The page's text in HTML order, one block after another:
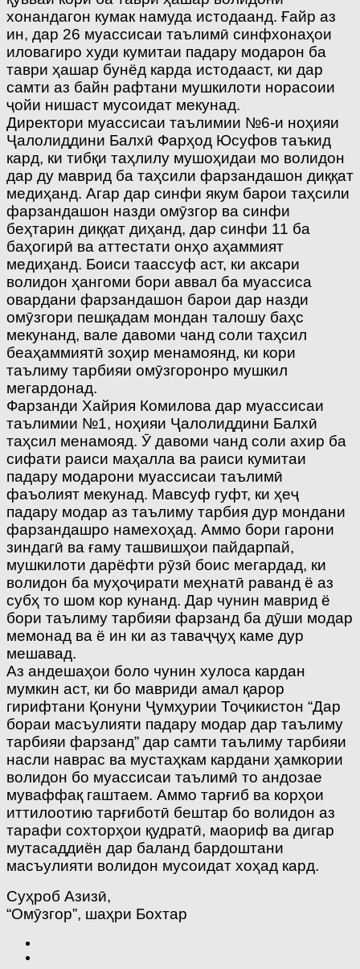
хонандагон кумак намуда истодаанд. Ғайр аз
ин, дар 26 муассисаи таълимӣ синфхонаҳои
иловагиро худи кумитаи падару модарон ба
таври ҳашар бунёд карда истодааст, ки дар
самти аз байн рафтани мушкилоти норасоии
ҷойи нишаст мусоидат мекунад.
Директори муассисаи таълимии №6-и ноҳияи
Ҷалолиддини Балхӣ Фарҳод Юсуфов таъкид
кард, ки тибқи таҳлилу мушоҳидаи мо волидон
дар ду маврид ба таҳсили фарзандашон диққат
медиҳанд. Агар дар синфи якум барои таҳсили
фарзандашон назди омӯзгор ва синфи
беҳтарин диққат диҳанд, дар синфи 11 ба
баҳогирӣ ва аттестати онҳо аҳаммият
медиҳанд. Боиси таассуф аст, ки аксари
волидон ҳангоми бори аввал ба муассиса
овардани фарзандашон барои дар назди
омӯзгори пешқадам мондан талошу баҳс
мекунанд, вале давоми чанд соли таҳсил
беаҳаммиятӣ зоҳир менамоянд, ки кори
таълиму тарбияи омӯзгоронро мушкил
мегардонад.
Фарзанди Хайрия Комилова дар муассисаи
таълимии №1, ноҳияи Ҷалолиддини Балхӣ
таҳсил менамояд. Ӯ давоми чанд соли ахир ба
сифати раиси маҳалла ва раиси кумитаи
падару модарони муассисаи таълимӣ
фаъолият мекунад. Мавсуф гуфт, ки ҳеҷ
падару модар аз таълиму тарбия дур мондани
фарзандашро намехоҳад. Аммо бори гарони
зиндагӣ ва ғаму ташвишҳои пайдарпай,
мушкилоти дарёфти рӯзӣ боис мегардад, ки
волидон ба муҳоҷирати меҳнатӣ раванд ё аз
субҳ то шом кор кунанд. Дар чунин маврид ё
бори таълиму тарбияи фарзанд ба дӯши модар
мемонад ва ё ин ки аз таваҷҷуҳ каме дур
мешавад.
Аз андешаҳои боло чунин хулоса кардан
мумкин аст, ки бо мавриди амал қарор
гирифтани Қонуни Ҷумҳурии Тоҷикистон “Дар
бораи масъулияти падару модар дар таълиму
тарбияи фарзанд” дар самти таълиму тарбияи
насли наврас ва мустаҳкам кардани ҳамкории
волидон бо муассисаи таълимӣ то андозае
муваффақ гаштаем. Аммо тарғиб ва корҳои
иттилоотию тарғиботӣ бештар бо волидон аз
тарафи сохторҳои қудратӣ, маориф ва дигар
мутасаддиён дар баланд бардоштани
масъулияти волидон мусоидат хоҳад кард.
Суҳроб Азизӣ,
“Омӯзгор”, шаҳри Бохтар